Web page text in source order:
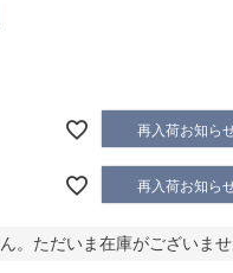
再入荷お知ら
再入荷お知ら
。ただいま在庫がございませ